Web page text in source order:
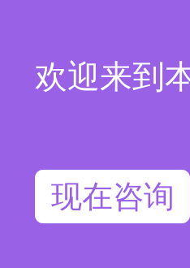
欢迎来到
现在咨询